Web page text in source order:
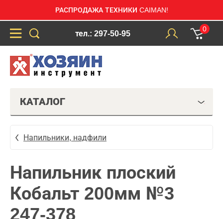
РАСПРОДАЖА ТЕХНИКИ CAIMAN!
тел.: 297-50-95
0
КАТАЛОГ
Напильники, надфили
Напильник плоский
Кобальт 200мм №3
247-378